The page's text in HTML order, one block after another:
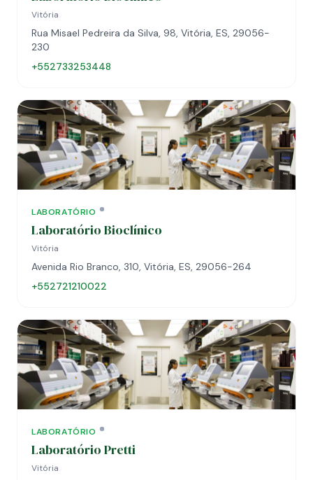
Vitória
Rua Misael Pedreira da Silva, 98, Vitória, ES, 29056-
230
+552733253448
LABORATÓRIO
Laboratório Bioclínico
Vitória
Avenida Rio Branco, 310, Vitória, ES, 29056-264
+552721210022
LABORATÓRIO
Laboratório Pretti
Vitória